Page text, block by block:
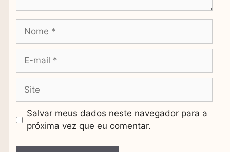
Salvar meus dados neste navegador para a
próxima vez que eu comentar.